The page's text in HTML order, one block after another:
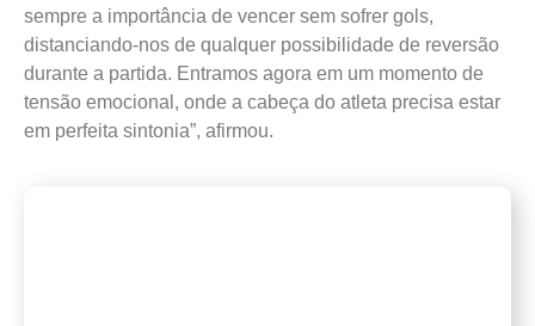
sempre a importância de vencer sem sofrer gols,
distanciando-nos de qualquer possibilidade de reversão
durante a partida. Entramos agora em um momento de
tensão emocional, onde a cabeça do atleta precisa estar
em perfeita sintonia”, afirmou.